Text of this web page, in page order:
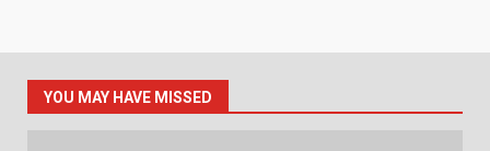
YOU MAY HAVE MISSED